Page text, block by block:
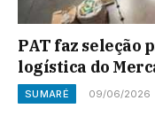
PAT faz seleção
logística do
SUMARÉ 09/06/2026